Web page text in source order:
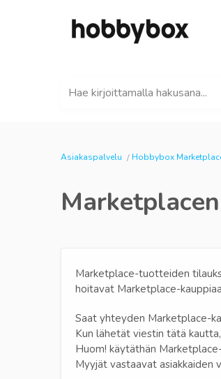
Hae kirjoittamalla hakusana...
Asiakaspalvelu Hobbybox
Marketplace-tuotteiden
hoitavat Marketplace-
Saat yhteyden Marketplace-
Kun lähetät viestin tätä
Huom! käytäthän
Myyjät vastaavat asiakkaiden